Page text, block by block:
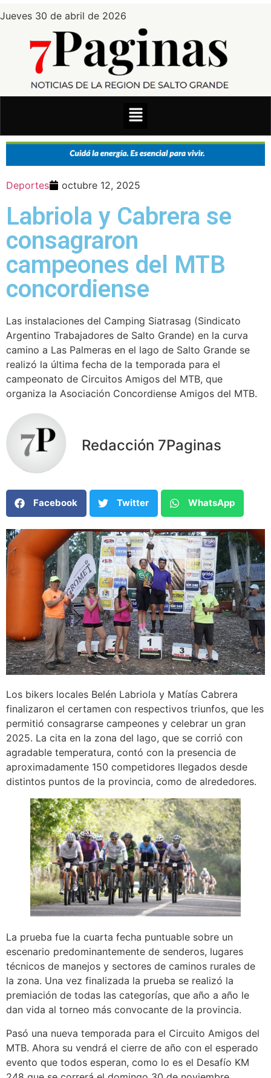
Jueves 30 de abril de 2026
Deportes octubre 12, 2025
Labriola y Cabrera se
consagraron
campeones del MTB
concordiense
Las instalaciones del Camping Siatrasag (Sindicato
Argentino Trabajadores de Salto Grande) en la curva
camino a Las Palmeras en el lago de Salto Grande se
realizó la última fecha de la temporada para el
campeonato de Circuitos Amigos del MTB, que
organiza la Asociación Concordiense Amigos del MTB.
Redacción 7Paginas
Facebook Twitter WhatsApp
Los bikers locales Belén Labriola y Matías Cabrera
finalizaron el certamen con respectivos triunfos, que les
permitió consagrarse campeones y celebrar un gran
2025. La cita en la zona del lago, que se corrió con
agradable temperatura, contó con la presencia de
aproximadamente 150 competidores llegados desde
distintos puntos de la provincia, como de alrededores.
La prueba fue la cuarta fecha puntuable sobre un
escenario predominantemente de senderos, lugares
técnicos de manejos y sectores de caminos rurales de
la zona. Una vez finalizada la prueba se realizó la
premiación de todas las categorías, que año a año le
dan vida al torneo más convocante de la provincia.
Pasó una nueva temporada para el Circuito Amigos del
MTB. Ahora su vendrá el cierre de año con el esperado
evento que todos esperan, como lo es el Desafío KM